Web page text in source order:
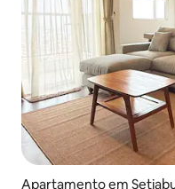
Apartamento em